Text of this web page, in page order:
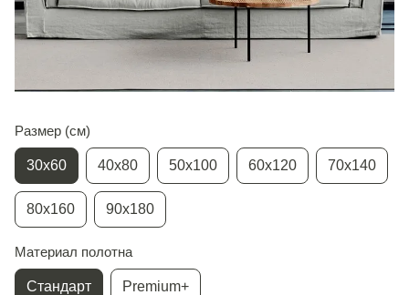
Размер (см)
30х60 40х80 50х100 60х120 70х140
80х160 90х180
Материал полотна
Стандарт Premium+